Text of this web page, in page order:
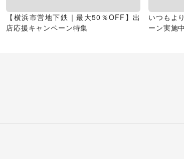
【横浜市営地下鉄｜最大50％OFF】出
店応援キャンペーン特集
いつもよ
ーン実施